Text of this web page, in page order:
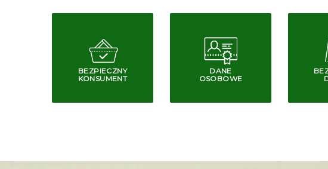
BEZPIECZNY
KONSUMENT
DANE
OSOBOWE